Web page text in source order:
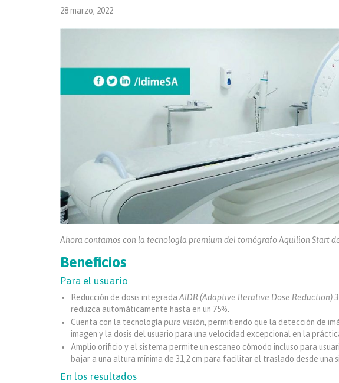
28 marzo, 2022
Ahora contamos con la tecnología premium del tomógrafo Aquilion Start
Beneficios
Para el usuario
Reducción de dosis integradaAIDR (Adaptive Iterative Dose Reduction)
reduzca automáticamente hasta en un 75%.
Cuenta con la tecnología pure visión, permitiendo que la detección de
imagen y la dosis del usuario para una velocidad excepcional en la
Amplio orificio y el sistema permite un escaneo cómodo incluso para
bajar a una altura mínima de 31,2 cm para facilitar el traslado desde una
En los resultados